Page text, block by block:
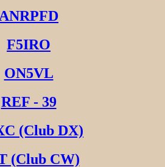
ANRPFD
F5IRO
ON5VL
REF - 39
(Club DX)
(Club CW)